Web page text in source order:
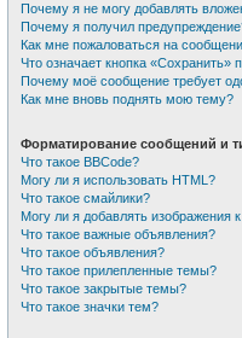
Почему я не могу добавлять
Почему я получил
Как мне пожаловаться на
Что означает кнопка «Сохранить»
Почему моё сообщение требует
Как мне вновь поднять мою тему?
Форматирование сообщений и
Что такое BBCode?
Могу ли я использовать HTML?
Что такое смайлики?
Могу ли я добавлять изображения
Что такое важные объявления?
Что такое объявления?
Что такое прилепленные темы?
Что такое закрытые темы?
Что такое значки тем?